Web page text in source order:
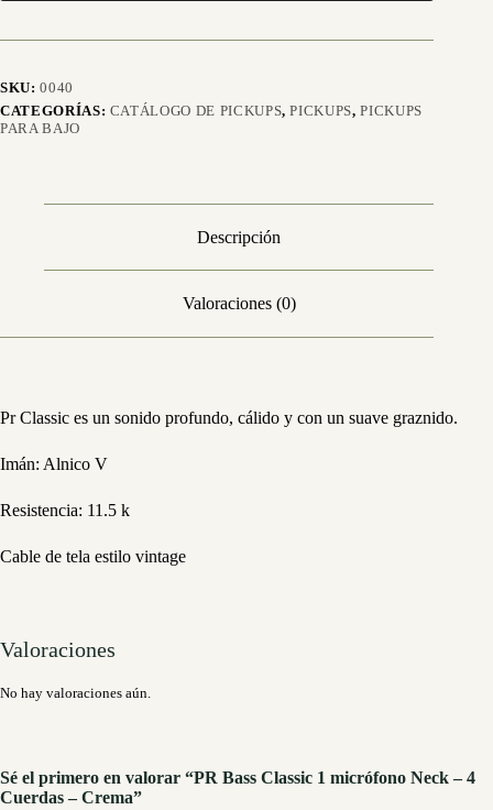
SKU:0040
CATEGORÍAS: CATÁLOGO DE PICKUPS,PICKUPS,PICKUPS
PARA BAJO
Descripción
Valoraciones (0)
Pr Classic es un sonido profundo, cálido y con un suave graznido.
Imán: Alnico V
Resistencia: 11.5 k
Cable de tela estilo vintage
Valoraciones
No hay valoraciones aún.
Sé el primero en valorar “PR Bass Classic 1 micrófono Neck – 4
Cuerdas – Crema”